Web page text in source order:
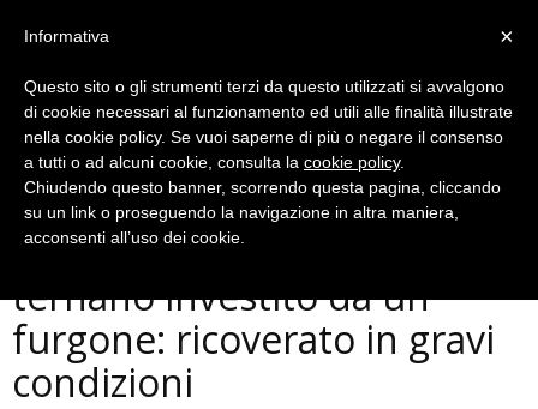
Cronaca
Terni, atleta paralimpico
ternano investito da un
furgone: ricoverato in gravi
condizioni
×
Informativa
Questo sito o gli strumenti terzi da questo utilizzati si avvalgono
di cookie necessari al funzionamento ed utili alle finalità illustrate
nella cookie policy. Se vuoi saperne di più o negare il consenso
a tutti o ad alcuni cookie, consulta la cookie policy.
Chiudendo questo banner, scorrendo questa pagina, cliccando
su un link o proseguendo la navigazione in altra maniera,
acconsenti all’uso dei cookie.